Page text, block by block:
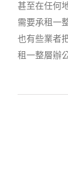
甚至在任何
需要承租一
也有些業者
租一整層辦